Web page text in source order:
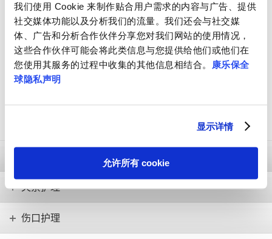
我们使用 Cookie 来制作贴合用户需求的内容与广告、提供
社交媒体功能以及分析我们的流量。我们还会与社交媒
体、广告和分析合作伙伴分享您对我们网站的使用情况，
这些合作伙伴可能会将此类信息与您提供给他们或他们在
您使用其服务的过程中收集的其他信息相结合。 康乐保全
球隐私声明
显示详情
允许所有 cookie
伤口前沿
点击了解更多
失禁护理
伤口护理